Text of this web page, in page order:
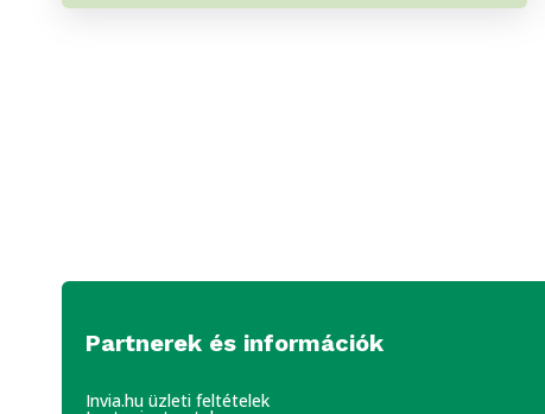
Partnerek és információk
Invia.hu üzleti feltételek